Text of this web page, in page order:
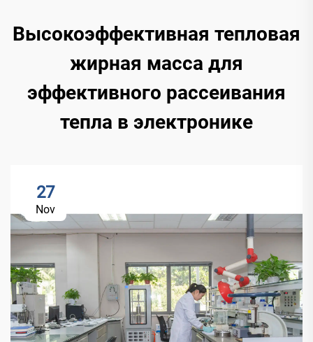
Высокоэффективная тепловая
жирная масса для
эффективного рассеивания
тепла в электронике
27
Nov